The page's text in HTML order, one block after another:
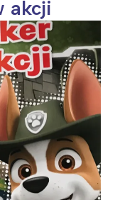
akcji